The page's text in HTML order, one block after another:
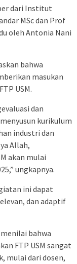
dari Institut
MSc dan Prof
oleh Antonia Nani
bahwa
masukan
USM.
dan
kurikulum
industri dan
Allah,
akan mulai
ungkapnya.
ini dapat
dan adaptif
bahwa
FTP USM sangat
mulai dari dosen,